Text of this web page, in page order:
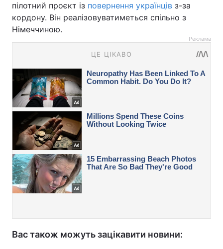
пілотний проєкт із повернення українців з-за
кордону. Він реалізовуватиметься спільно з
Німеччиною.
Реклама
Вас також можуть зацікавити новини: